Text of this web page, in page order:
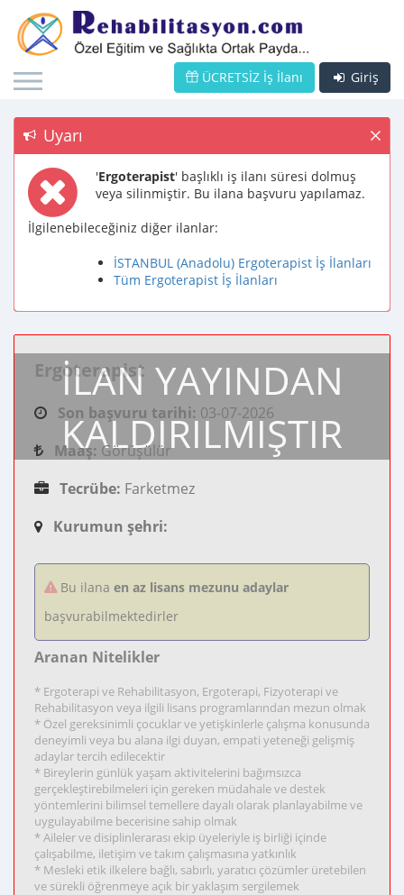
Giriş
ÜCRETSİZ İş İlanı
Uyarı
'Ergoterapist' başlıklı iş ilanı süresi dolmuş
veya silinmiştir. Bu ilana başvuru yapılamaz.
İlgilenebileceğiniz diğer ilanlar:
İSTANBUL (Anadolu) Ergoterapist İş İlanları
Tüm Ergoterapist İş İlanları
İLAN YAYINDAN
KALDIRILMIŞTIR
Ergoterapist
Son başvuru tarihi: 03-07-2026
Maaş: Görüşülür
Tecrübe: Farketmez
Kurumun şehri:
Bu ilana en az lisans mezunu adaylar
başvurabilmektedirler
Aranan Nitelikler
* Ergoterapi ve Rehabilitasyon, Ergoterapi, Fizyoterapi ve
Rehabilitasyon veya ilgili lisans programlarından mezun olmak
* Özel gereksinimli çocuklar ve yetişkinlerle çalışma konusunda
deneyimli veya bu alana ilgi duyan, empati yeteneği gelişmiş
adaylar tercih edilecektir
* Bireylerin günlük yaşam aktivitelerini bağımsızca
gerçekleştirebilmeleri için gereken müdahale ve destek
yöntemlerini bilimsel temellere dayalı olarak planlayabilme ve
uygulayabilme becerisine sahip olmak
* Aileler ve disiplinlerarası ekip üyeleriyle iş birliği içinde
çalışabilme, iletişim ve takım çalışmasına yatkınlık
* Mesleki etik ilkelere bağlı, sabırlı, yaratıcı çözümler üretebilen
ve sürekli öğrenmeye açık bir yaklaşım sergilemek